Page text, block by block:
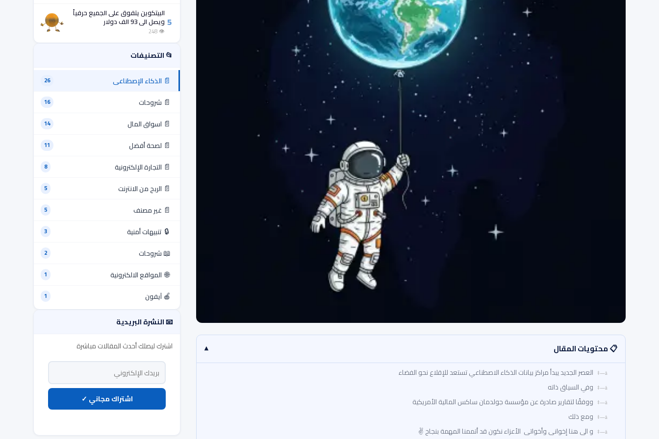
📋 محتويات المقال ▾
العصر الجديد يبدأ مراكز بيانات الذكاء الاصطناعي تستعد للإقلاع نحو الفضاء
وفي السياق ذاته
ووفقًا لتقارير صادرة عن مؤسسة جولدمان ساكس المالية الأمريكية
ومع ذلك
و الى هنا إخوانى وأخواتى الأعزاء نكون قد أتممنا المهمة بنجاح ✌
5
البيتكوين يتفوق على الجميع حرفياً
ويصل الى 93 الف دولار
👁 248
📂 التصنيفات
📄 الذكاء الإصطناعى 26
📄 شروحات 16
📄 اسواق المال 14
📄 لصحة أفضل 11
📄 التجارة الإلكترونية 8
📄 الربح من الانترنت 5
📄 غير مصنف 5
🔒 تنبيهات أمنية 3
📖شروحات 2
🌐 المواقع الالكترونية 1
🍎آيفون 1
📧 النشرة البريدية
اشترك ليصلك أحدث المقالات مباشرة
اشتراك مجاني ✓